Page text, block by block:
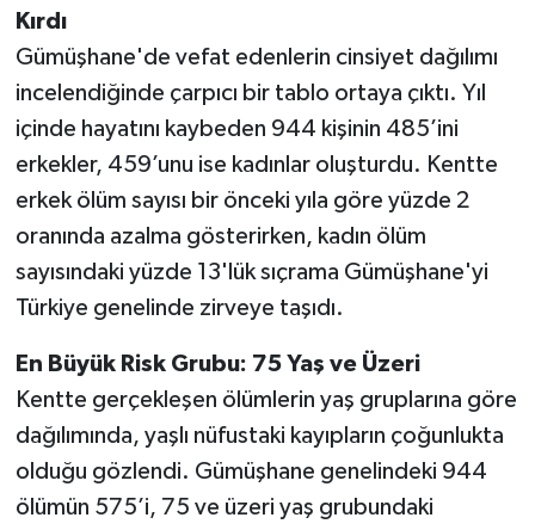
Kırdı
Gümüşhane'de vefat edenlerin cinsiyet dağılımı
incelendiğinde çarpıcı bir tablo ortaya çıktı. Yıl
içinde hayatını kaybeden 944 kişinin 485’ini
erkekler, 459’unu ise kadınlar oluşturdu. Kentte
erkek ölüm sayısı bir önceki yıla göre yüzde 2
oranında azalma gösterirken, kadın ölüm
sayısındaki yüzde 13'lük sıçrama Gümüşhane'yi
Türkiye genelinde zirveye taşıdı.
En Büyük Risk Grubu: 75 Yaş ve Üzeri
Kentte gerçekleşen ölümlerin yaş gruplarına göre
dağılımında, yaşlı nüfustaki kayıpların çoğunlukta
olduğu gözlendi. Gümüşhane genelindeki 944
ölümün 575’i, 75 ve üzeri yaş grubundaki